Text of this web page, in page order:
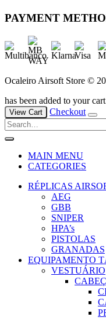
PAYMENT
Ocaleiro Airsoft Store ©
has been added to your
View Cart Checkout
MAIN MENU
CATEGORIES
RÉPLICAS
AEG
GBB
SNIPER
HPA’s
PISTOLAS
GRANADAS
EQUIPAMENTO
VESTUÁRIO